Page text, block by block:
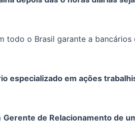
todo o Brasil garante a bancários
especializado em ações
Gerente de Relacionamento de